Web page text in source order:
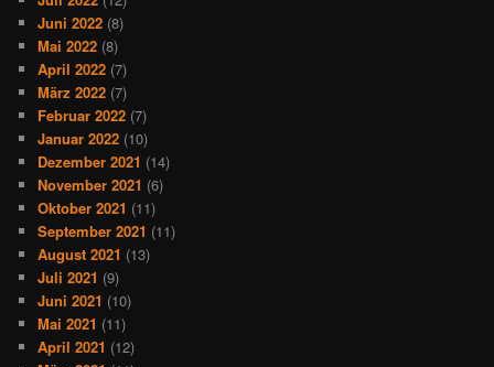
Juni 2022 (8)
Mai 2022 (8)
April 2022 (7)
März 2022 (7)
Februar 2022 (7)
Januar 2022 (10)
Dezember 2021 (14)
November 2021 (6)
Oktober 2021 (11)
September 2021 (11)
August 2021 (13)
Juli 2021 (9)
Juni 2021 (10)
Mai 2021 (11)
April 2021 (12)